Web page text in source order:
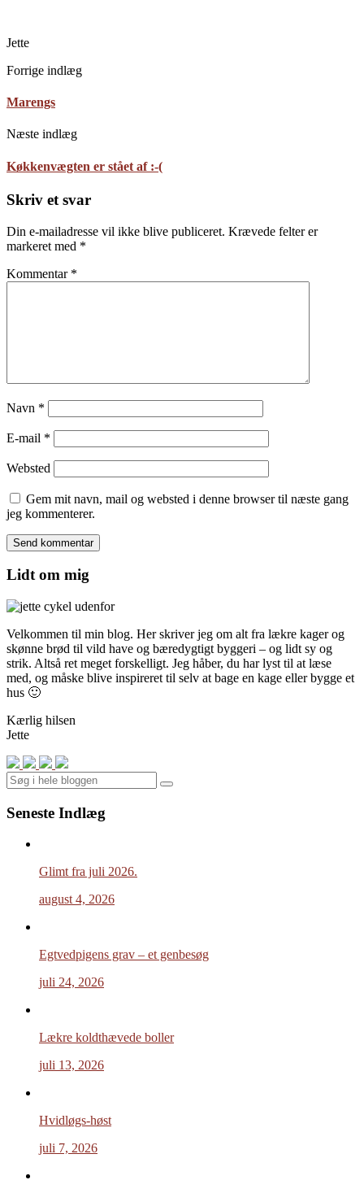
Jette
Forrige indlæg
Marengs
Næste indlæg
Køkkenvægten er stået af :-(
Skriv et svar
Din e-mailadresse vil ikke blive publiceret. Krævede felter er
markeret med *
Kommentar *
Navn *
E-mail *
Websted
Gem mit navn, mail og websted i denne browser til næste gang
jeg kommenterer.
Lidt om mig
Velkommen til min blog. Her skriver jeg om alt fra lækre kager og
skønne brød til vild have og bæredygtigt byggeri – og lidt sy og
strik. Altså ret meget forskelligt. Jeg håber, du har lyst til at læse
med, og måske blive inspireret til selv at bage en kage eller bygge et
hus 🙂
Kærlig hilsen
Jette
Search
Seneste Indlæg
Glimt fra juli 2026.
august 4, 2026
Egtvedpigens grav – et genbesøg
juli 24, 2026
Lækre koldthævede boller
juli 13, 2026
Hvidløgs-høst
juli 7, 2026